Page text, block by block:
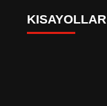
KISAYOLLAR